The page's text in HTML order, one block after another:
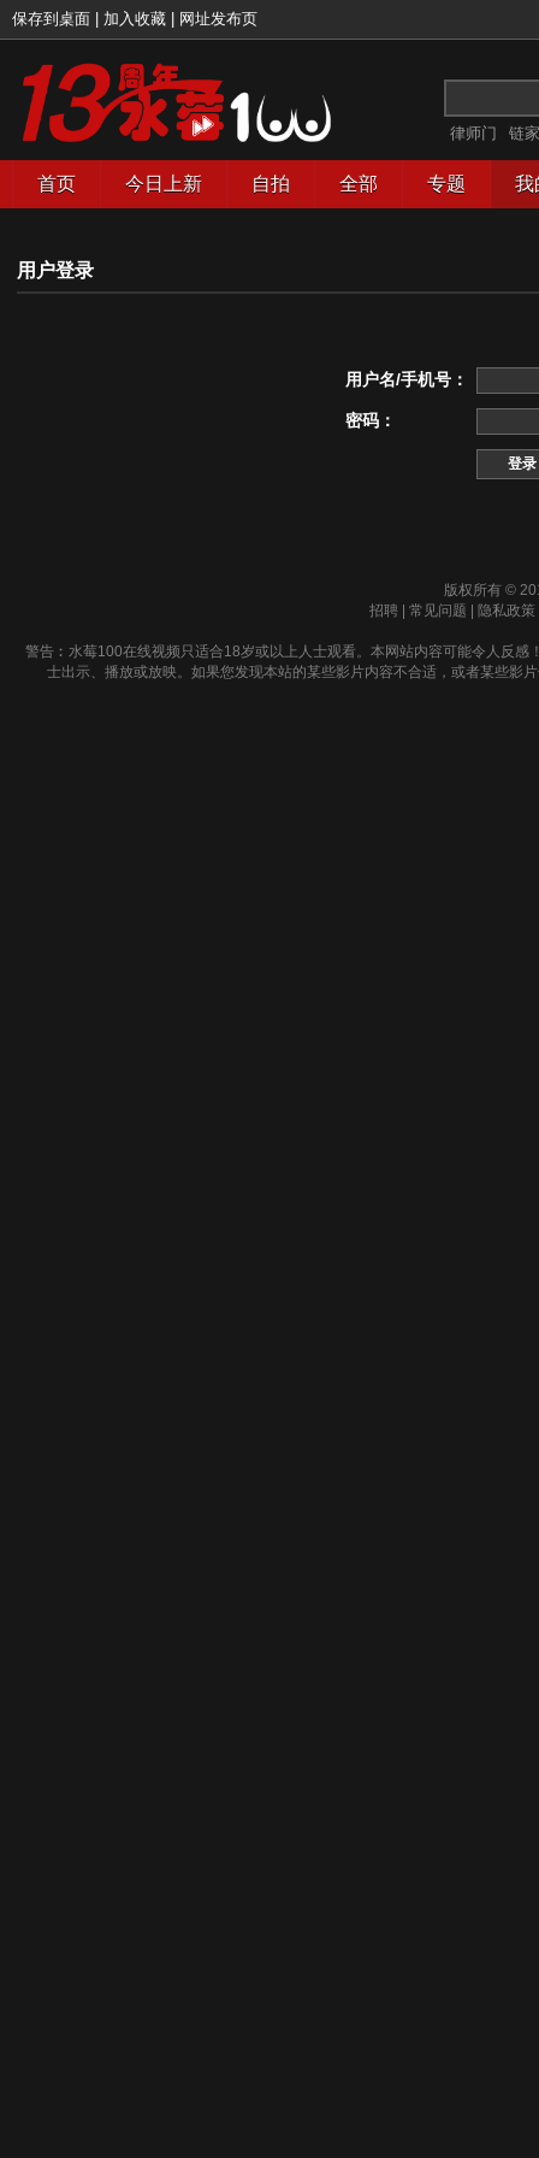
保存到桌面 加入收藏 网址发布页
律师门 链
首页 今日上新 自拍 全部 专题 我
用户登录
用户名/手机号：
密码：
版权所有 ©
招聘
常见问题 隐私政策
警告︰水莓100在线视频只适合18岁或以上人士观看。本网站内容可能令人反
士出示、播放或放映。如果您发现本站的某些影片内容不合适，或者某些